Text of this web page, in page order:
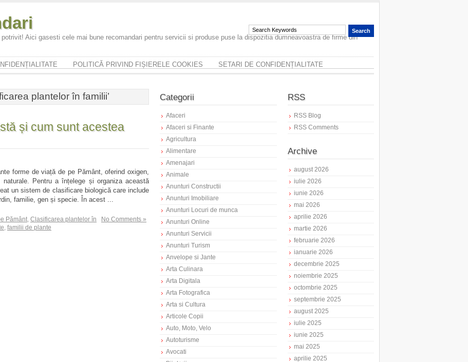
Aici gasesti cele mai bune recomandari pentru servicii si produse puse la dispozitia dumneavoastra de firme din
POLITICĂ PRIVIND FIȘIERELE COOKIES SETARI DE CONFIDENȚIALITATE
plantelor în familii’
și cum sunt acestea
forme de viață de pe Pământ, oferind oxigen,
Pentru a înțelege și organiza această
un sistem de clasificare biologică care include
familie, gen și specie. În acest ...
No Comments »
Pământ, Clasificarea plantelor în
, familii de plante
Categorii
Afaceri
Afaceri si Finante
Agricultura
Alimentare
Amenajari
Animale
Anunturi Constructii
Anunturi Imobiliare
Anunturi Locuri de munca
Anunturi Online
Anunturi Servicii
Anunturi Turism
Anvelope si Jante
Arta Culinara
Arta Digitala
Arta Fotografica
Arta si Cultura
Articole Copii
Auto, Moto, Velo
Autoturisme
Avocati
RSS
RSS Blog
RSS Comments
Archive
august 2026
iulie 2026
iunie 2026
mai 2026
aprilie 2026
martie 2026
februarie 2026
ianuarie 2026
decembrie 2025
noiembrie 2025
octombrie 2025
septembrie 2025
august 2025
iulie 2025
iunie 2025
mai 2025
aprilie 2025